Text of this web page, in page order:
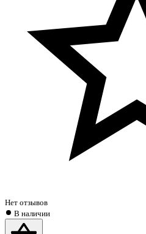
Нет отзывов
В наличии